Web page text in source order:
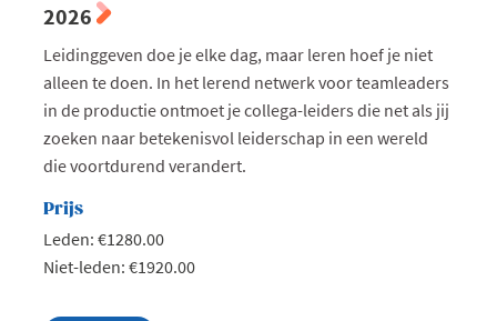
2026
Leidinggeven doe je elke dag, maar leren hoef je niet
alleen te doen. In het lerend netwerk voor teamleaders
in de productie ontmoet je collega-leiders die net als jij
zoeken naar betekenisvol leiderschap in een wereld
die voortdurend verandert.
Prijs
Leden: €1280.00
Niet-leden: €1920.00